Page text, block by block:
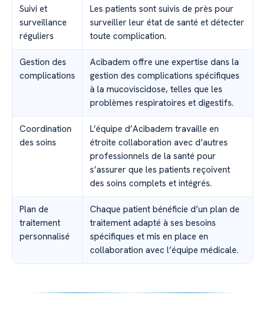
Suivi et
surveillance
réguliers
Les patients sont suivis de près pour
surveiller leur état de santé et détecter
toute complication.
Gestion des
complications
Acibadem offre une expertise dans la
gestion des complications spécifiques
à la mucoviscidose, telles que les
problèmes respiratoires et digestifs.
Coordination
des soins
L’équipe d’Acibadem travaille en
étroite collaboration avec d’autres
professionnels de la santé pour
s’assurer que les patients reçoivent
des soins complets et intégrés.
Plan de
traitement
personnalisé
Chaque patient bénéficie d’un plan de
traitement adapté à ses besoins
spécifiques et mis en place en
collaboration avec l’équipe médicale.